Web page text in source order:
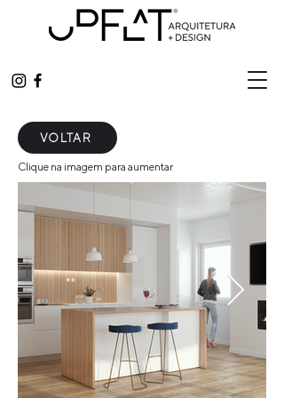
VOLTAR
Clique na imagem para aumentar